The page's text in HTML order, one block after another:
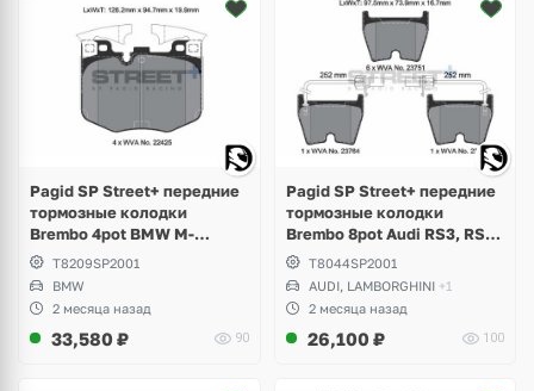
Pagid SP Street+ передние
тормозные колодки
Brembo 4pot BMW M-
Perfomance G-Series,
Toyota Supra GR A90
T8209SP2001
BMW
2 месяца назад
33,580 ₽ 90
Pagid SP Street+ передние
тормозные колодки
Brembo 8pot Audi RS3, RS4
B8, RS5, RSQ3, TTRS, R8,
Lamborghini Gallardo,
Volkswagen Phaeton W12
T8044SP2001
AUDI, LAMBORGHINI +1
2 месяца назад
26,100 ₽ 100